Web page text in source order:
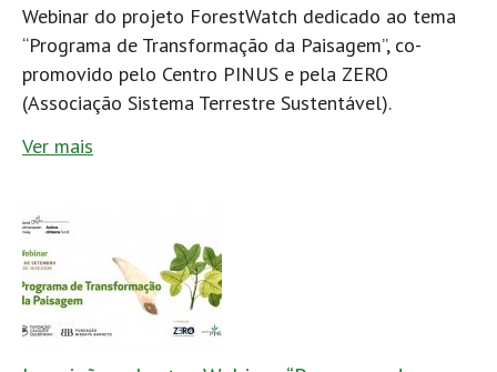
Webinar do projeto ForestWatch dedicado ao tema
“Programa de Transformação da Paisagem”, co-
promovido pelo Centro PINUS e pela ZERO
(Associação Sistema Terrestre Sustentável).
Ver mais